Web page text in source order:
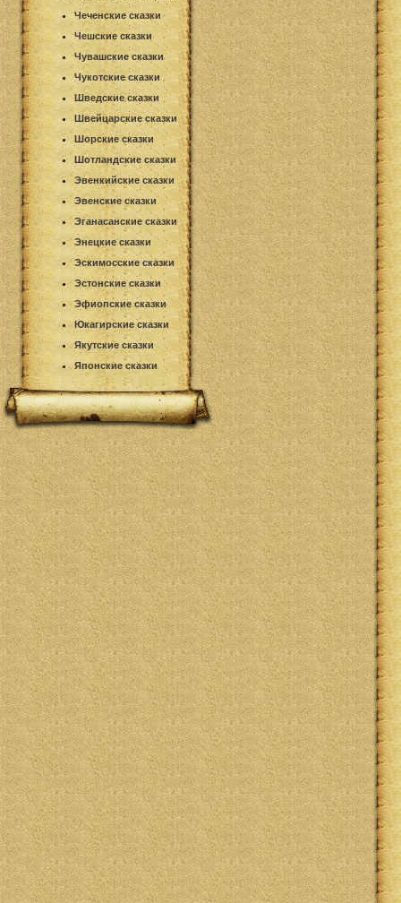
Чеченские сказки
Чешские сказки
Чувашские сказки
Чукотские сказки
Шведские сказки
Швейцарские сказки
Шорские сказки
Шотландские сказки
Эвенкийские сказки
Эвенские сказки
Эганасанские сказки
Энецкие сказки
Эскимосские сказки
Эстонские сказки
Эфиопские сказки
Юкагирские сказки
Якутские сказки
Японские сказки